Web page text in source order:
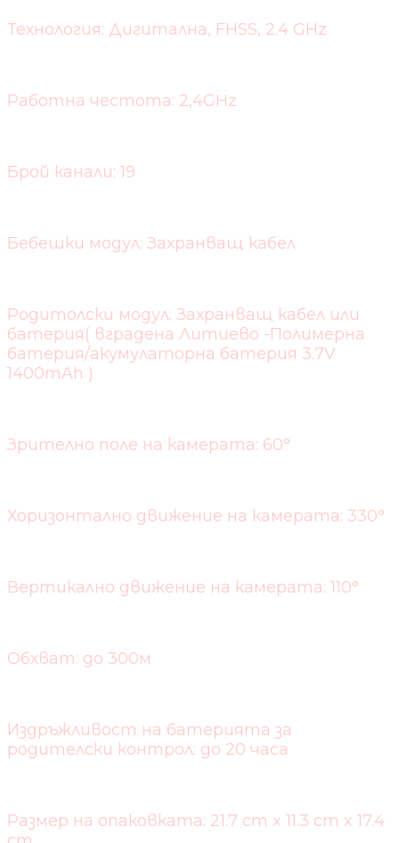
Технология: Дигитална, FHSS, 2.4 GHz
Работна честота: 2,4GHz
Брой канали: 19
Бебешки модул: Захранващ кабел
Родитолски модул: Захранващ кабел или
батерия( вградена Литиево -Полимерна
батерия/акумулаторна батерия 3.7V
1400mAh )
Зрително поле на камерата: 60°
Хоризонтално движение на камерата: 330°
Вертикално движение на камерата: 110°
Обхват: до 300м
Издръжливост на батерията за
родителски контрол: до 20 часа
Размер на опаковката: 21.7 cm x 11.3 cm x 17.4